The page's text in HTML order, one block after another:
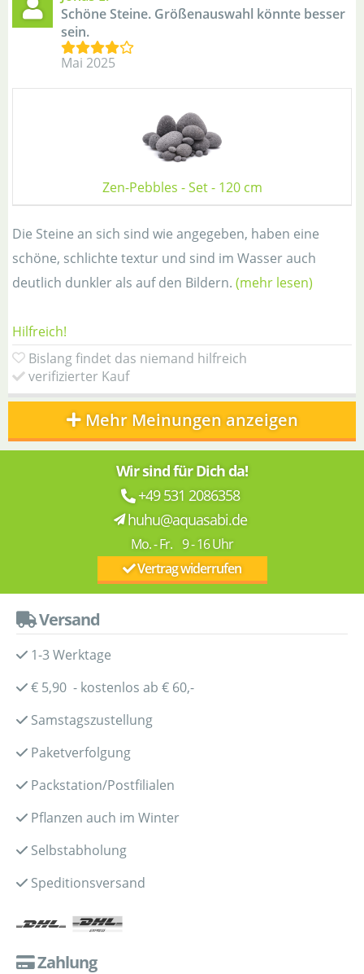
Schöne Steine. Größenauswahl könnte besser
sein.
Mai 2025
Zen-Pebbles - Set - 120 cm
Die Steine an sich sind wie angegeben, haben eine
schöne, schlichte textur und sind im Wasser auch
deutlich dunkler als auf den Bildern. (mehr lesen)
Hilfreich!
Bislang findet das niemand hilfreich
verifizierter Kauf
Mehr Meinungen anzeigen
Wir sind für Dich da!
+49 531 2086358
huhu@aquasabi.de
Mo. - Fr. 9 - 16 Uhr
Vertrag widerrufen
Versand
1-3 Werktage
€ 5,90 - kostenlos ab € 60,-
Samstagszustellung
Paketverfolgung
Packstation/Postfilialen
Pflanzen auch im Winter
Selbstabholung
Speditionsversand
Zahlung